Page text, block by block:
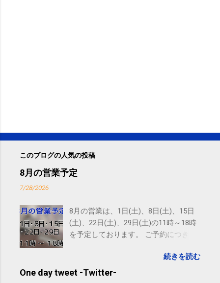
このブログの人気の投稿
8月の営業予定
7/28/2026
8月の営業は、1日(土)、8日(土)、15日
(土)、22日(土)、29日(土)の11時～18時
を予定しております。 ご予約につきま
す。 電話に出られないことがあります
ので、ご予約、お問い合わせは
続きを読む
One day tweet -Twitter-